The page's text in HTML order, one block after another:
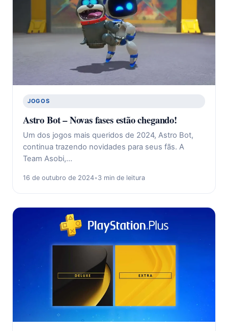
JOGOS
Astro Bot – Novas fases estão chegando!
Um dos jogos mais queridos de 2024, Astro Bot,
continua trazendo novidades para seus fãs. A
Team Asobi,…
16 de outubro de 2024•3 min de leitura